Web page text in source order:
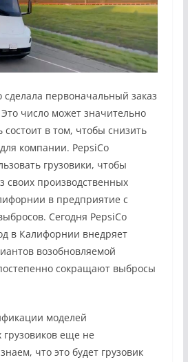
сделала первоначальный заказ
число может значительно
состоит в том, чтобы снизить
компании. PepsiCo
грузовики, чтобы
своих производственных
в предприятие с
Сегодня PepsiCo
в Калифорнии внедряет
возобновляемой
сокращают выбросы
моделей
грузовиков еще не
что это будет грузовик